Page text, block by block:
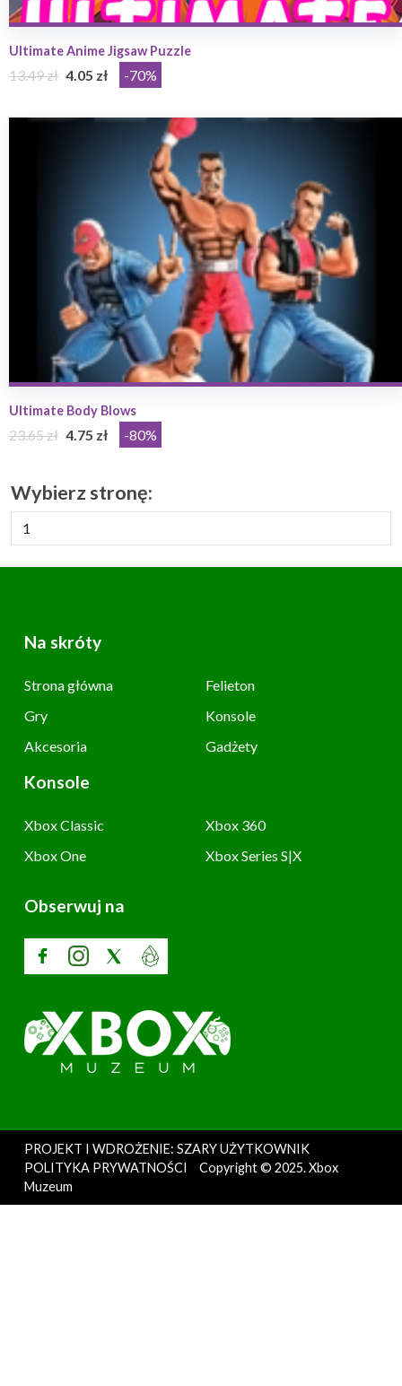
Ultimate Anime Jigsaw Puzzle
13.49 zł 4.05 zł -70%
Ultimate Body Blows
23.65 zł 4.75 zł -80%
Wybierz stronę:
Na skróty
Strona główna
Felieton
Gry
Konsole
Akcesoria
Gadżety
Konsole
Xbox Classic
Xbox 360
Xbox One
Xbox Series S|X
Obserwuj na
PROJEKT I WDROŻENIE: SZARY UŻYTKOWNIK
POLITYKA PRYWATNOŚCI
Copyright © 2025. Xbox
Muzeum